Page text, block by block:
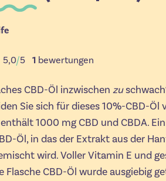
5,0/5 1 bewertungen
CBD-Öl inzwischen zu
Sie sich für dieses 10%-CBD-Öl
1000 mg CBD und CBDA.
Öl, in das der Extrakt aus der
wird. Voller Vitamin E und
Flasche CBD-Öl wurde ausgiebig